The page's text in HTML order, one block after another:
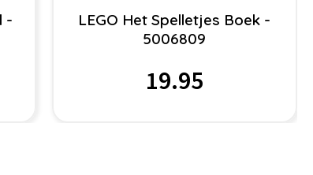
-
LEGO Het Spelletjes Boek -
5006809
19.95